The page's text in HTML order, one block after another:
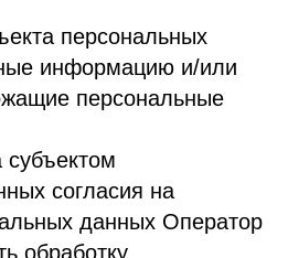
персональных
информацию и/или
персональные
субъектом
согласия на
данных Оператор
обработку